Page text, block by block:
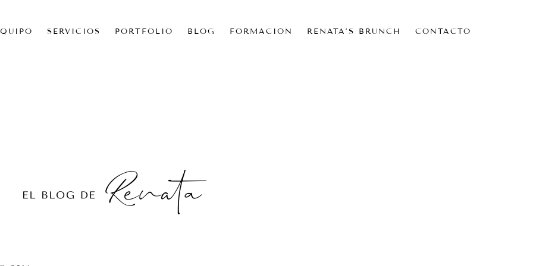
SERVICIOS PORTFOLIO BLOG FORMACIÓN RENATA’S BRUNCH CONTACTO